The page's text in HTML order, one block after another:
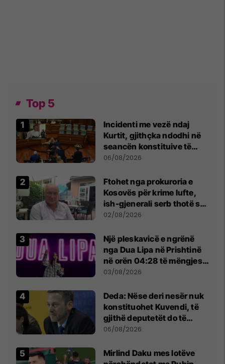
Top 5
Incidenti me vezë ndaj
Kurtit, gjithçka ndodhi në
seancën konstituive të
Kuvendit
06/08/2026
Ftohet nga prokuroria e
Kosovës për krime lufte,
ish-gjenerali serb thotë se
dikush e tradhtoi në
02/08/2026
Një pleskavicë e ngrënë
nga Dua Lipa në Prishtinë
në orën 04:28 të mëngjesit
- dhe bota digjitale serbe
03/08/2026
Deda: Nëse deri nesër nuk
konstituohet Kuvendi, të
gjithë deputetët do të
bëjnë shkelje të rëndë
06/08/2026
Mirlind Daku mes lotëve